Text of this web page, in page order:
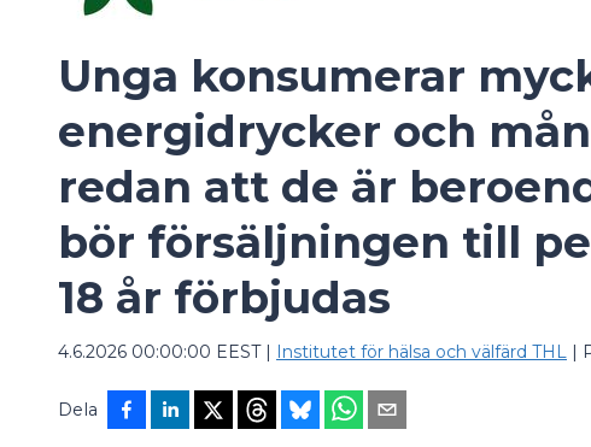
Unga konsumerar
energidrycker och
redan att de är
bör försäljningen till
18 år förbjudas
4.6.2026 00:00:00 EEST| Institutet för hälsa och välfärd THL |
Dela